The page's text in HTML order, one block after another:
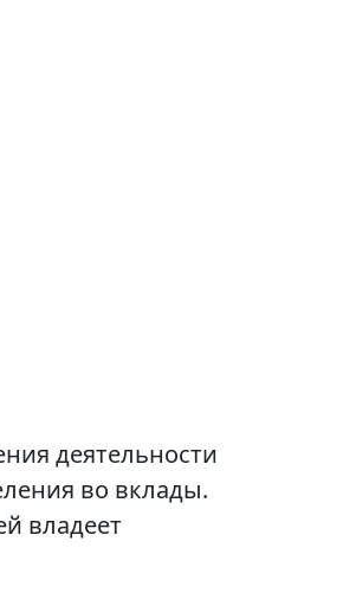
деятельности
во вклады.
владеет